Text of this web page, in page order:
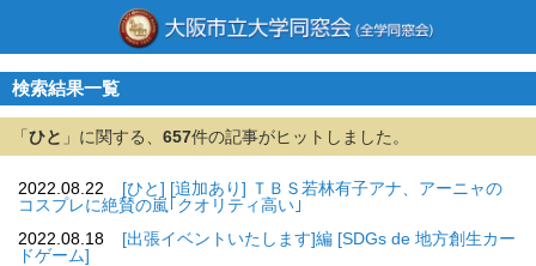
検索結果一覧
「 ひと 」に関する、 657件の記事がヒットしました。
2022.08.22
[ひと] [追加あり] ＴＢＳ若林有子アナ、アーニャの
コスプレに絶賛の嵐｢クオリティ高い｣
2022.08.18
[出張イベントいたします]編 [SDGs de 地方創生カー
ドゲーム]